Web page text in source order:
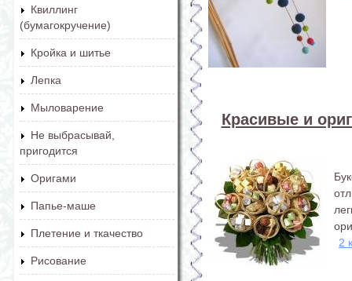
Квиллинг
(бумагокручение)
Кройка и шитье
Лепка
Мыловарение
Не выбрасывай,
пригодится
Оригами
Папье-маше
Плетение и ткачество
Рисование
Красивые и
2